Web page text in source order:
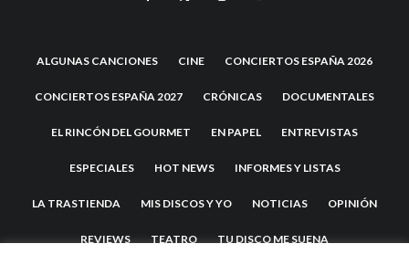
ALGUNAS CANCIONES CINE CONCIERTOS ESPAÑA 2026
CONCIERTOS ESPAÑA 2027 CRÓNICAS DOCUMENTALES
EL RINCÓN DEL GOURMET EN PAPEL ENTREVISTAS
ESPECIALES HOT NEWS INFORMES Y LISTAS
LA TRASTIENDA MIS DISCOS Y YO NOTICIAS OPINIÓN
REVIEWS TEATRO TU DISCO ME SUENA